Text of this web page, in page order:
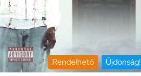
Rendelhető Újdonság!